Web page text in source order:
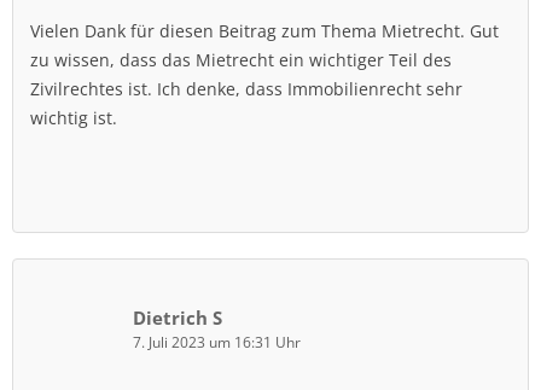
Vielen Dank für diesen Beitrag zum Thema Mietrecht. Gut
zu wissen, dass das Mietrecht ein wichtiger Teil des
Zivilrechtes ist. Ich denke, dass Immobilienrecht sehr
wichtig ist.
Dietrich S
7. Juli 2023 um 16:31 Uhr